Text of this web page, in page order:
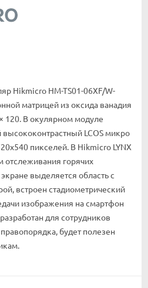
Hikmicro HM-TS01-06XF/W-
матрицей из оксида ванадия
120. В окулярном модуле
LCOS микро
пикселей. В Hikmicro LYNX
отслеживания горячих
выделяется область с
встроен стадиометрический
изображения на смартфон
для сотрудников
будет полезен